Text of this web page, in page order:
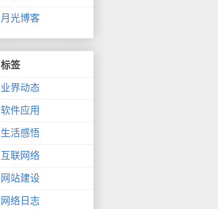
月光博客
标签
业界动态
软件应用
生活感悟
互联网络
网站建设
网络日志